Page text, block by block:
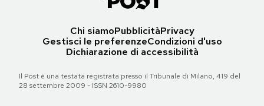
Chi siamoPubblicitàPrivacy
Gestisci le preferenzeCondizioni d'uso
Dichiarazione di accessibilità
Il Post è una testata registrata presso il Tribunale di Milano, 419 del
28 settembre 2009 - ISSN 2610-9980